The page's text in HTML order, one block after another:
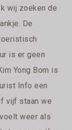
wij zoeken de
De
is er geen
Yong Bom is
Info een
vijf staan we
weer als